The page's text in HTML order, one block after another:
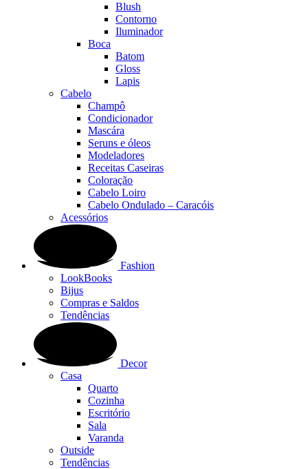
Blush
Contorno
Iluminador
Boca
Batom
Gloss
Lapis
Cabelo
Champô
Condicionador
Mascára
Seruns e óleos
Modeladores
Receitas Caseiras
Coloração
Cabelo Loiro
Cabelo Ondulado – Caracóis
Acessórios
Fashion
LookBooks
Bijus
Compras e Saldos
Tendências
Decor
Casa
Quarto
Cozinha
Escritório
Sala
Varanda
Outside
Tendências